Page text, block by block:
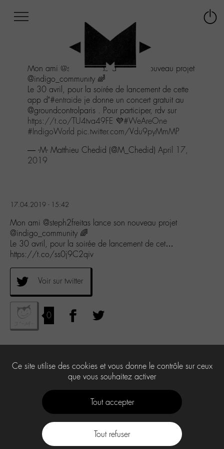
au
menu
Aller
au
contenu
Aller
recherche
Mon ami @steph2freitaslance son nouveau projet
@indigo_community 🌈
Le 30 avril, pour la soirée de lancement de cette
app d’#entraide je donne un concert gratuit au
@groundcontrolparis . Pour participer, rdv sur
https://t.co/TU4tva49FE 💜#WeAreOne
#IndigoWorld pic.twitter.com/Vdu9pyMmMP
— -M- Matthieu Chedid (@M_Chedid) April 17,
2019
17.04.2019 - 15:42
Mon ami @steph2freitas lance son nouveau projet
@indigo_community 🌈
Le 30 avril, pour la soirée de lancement de cet…
https://t.co/ss0j9C2qiv
Voir sur twitter
0
Ce site utilise des cookies et vous donne le contrôle sur ceux
que vous souhaitez activer
Tout accepter
Tout refuser